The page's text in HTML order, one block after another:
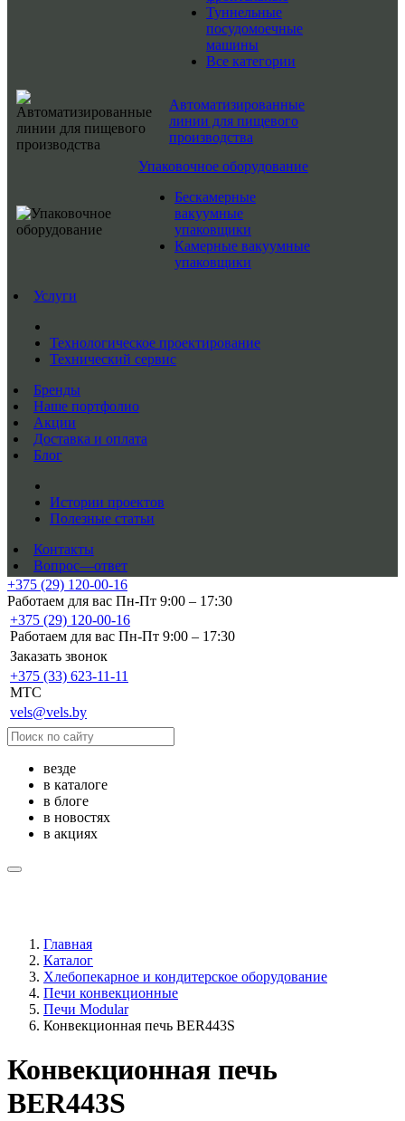
Туннельные
посудомоечные
машины
Все категории
Автоматизированные
линии для пищевого
производства
Упаковочное оборудование
Бескамерные
вакуумные
упаковщики
Камерные вакуумные
упаковщики
Услуги
Технологическое проектирование
Технический сервис
Бренды
Наше портфолио
Акции
Доставка и оплата
Блог
Истории проектов
Полезные статьи
Контакты
Вопрос—ответ
+375 (29) 120-00-16
Работаем для вас Пн-Пт 9:00 – 17:30
+375 (29) 120-00-16
Работаем для вас Пн-Пт 9:00 – 17:30
Заказать звонок
+375 (33) 623-11-11
MTC
vels@vels.by
везде
в каталоге
в блоге
в новостях
в акциях
Главная
Каталог
Хлебопекарное и кондитерское оборудование
Печи конвекционные
Печи Modular
Конвекционная печь BER443S
Конвекционная печь
BER443S